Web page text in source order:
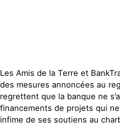
Les Amis de la Terre et
des mesures annoncées au
regrettent que la banque ne
financements de projets qui
infime de ses soutiens au